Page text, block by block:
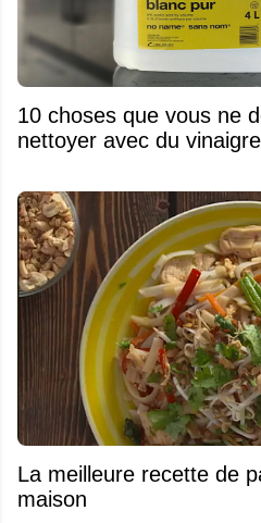
10 choses que vous ne
nettoyer avec du vinaigre
La meilleure recette de
maison